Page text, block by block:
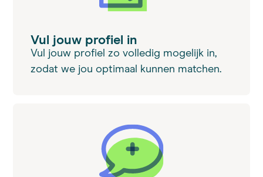
Vul jouw profiel in
Vul jouw profiel zo volledig mogelijk in,
zodat we jou optimaal kunnen matchen.